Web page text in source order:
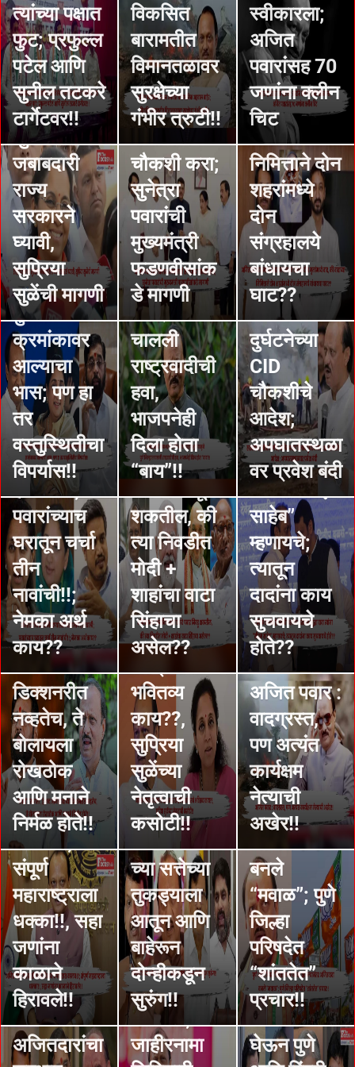
त्यांच्या पक्षात
फुट; प्रफुल्ल
पटेल आणि
सुनील तटकरे
टार्गेटवर!!
विकसित
बारामतीत
विमानतळावर
सुरक्षेच्या
गंभीर त्रुटी!!
स्वीकारला;
अजित
पवारांसह 70
जणांना क्लीन
चिट
STORIES
Supriya
Sule :
रोहित
पवारांच्या
सुरक्षेची
जबाबदारी
राज्य
सरकारने
घ्यावी,
सुप्रिया
सुळेंची मागणी
Pawar :
अजित
पवारांच्या
विमान
अपघाताची
सीबीआय
चौकशी करा;
सुनेत्रा
पवारांची
मुख्यमंत्री
फडणवीसांक
डे मागणी
च्या स्मारक
संग्रहालयाव
रून त्यांच्या
दोन मुलांमध्ये
वाद, की
वादाच्या
निमित्ताने दोन
शहरांमध्ये
दोन
संग्रहालये
बांधायचा
घाट??
STORIES
जिल्हा परिषद
निकालांमध्ये
शिंदे सेनेला
मागे सारून
राष्ट्रवादी
दुसऱ्या
क्रमांकावर
आल्याचा
भास; पण हा
तर
वस्तुस्थितीचा
विपर्यास!!
STORIES
अजितदादांची
पायाभरणी
आणि नंतरची
सहानुभूती
यामुळे पुणे
जिल्ह्यात
चालली
राष्ट्रवादीची
हवा,
भाजपनेही
दिला होता
“बाय”!!
STORIES
Ajit Pawar
: सरकारचा
मोठा निर्णय;
अजित पवार
विमान
दुर्घटनेच्या
CID
चौकशीचे
आदेश;
अपघातस्थळा
वर प्रवेश बंदी
STORIES
अजितदादांचा
वारस
निवडण्यासा
ठी पडद्यामागे
हालचाली;
पवारांच्याच
घरातून चर्चा
तीन
नावांची!!;
नेमका अर्थ
काय??
STORIES
अजितदादांचा
राजकीय
वारस एकटे
पवार निवडू
शकतील, की
त्या निवडीत
मोदी +
शाहांचा वाटा
सिंहाचा
असेल??
STORIES
देवेंद्र
फडणवीस हे
विरोधी
पक्षनेता
असताना
सुद्धा दादा
त्यांना “सीएम
साहेब”
म्हणायचे;
त्यातून
दादांना काय
सुचवायचे
होते??
STORIES
“बघतो”,
“सांगतो”, हे
शब्द
अजितदादां
च्या
डिक्शनरीत
नव्हतेच, ते
बोलायला
रोखठोक
आणि मनाने
निर्मळ होते!!
STORIES
अजित
पवारांच्या
अकाली exit
नंतर
राष्ट्रवादी
काँग्रेसचे
भवितव्य
काय??,
सुप्रिया
सुळेंच्या
नेतृत्वाची
कसोटी!!
STORIES
अजित पवार :
वादग्रस्त,
पण अत्यंत
कार्यक्षम
नेत्याची
अखेर!!
STORIES
Ajit Pawar
: अजित पवार
बारामती
जवळ विमान
अपघातात
कालवश;
संपूर्ण
महाराष्ट्राला
धक्का!!, सहा
जणांना
काळाने
हिरावले!!
STORIES
अजितदादां
च्या सत्तेच्या
तुकड्याला
आतून आणि
बाहेरून
दोन्हीकडून
सुरुंग!!
STORIES
पुणे आणि
पिंपरी
चिंचवड मध्ये
फटका
खाल्ल्यानंतर
अजितदादा
बनले
“मवाळ”; पुणे
जिल्हा
परिषदेत
“शांततेत”
प्रचार!!
STORIES
29
महापौरांच्या
नावांचा निर्णय
म्हणायला
“महायुतीचे
नेते” घेणार,
प्रत्यक्षात
त्यात
अजितदारांचा
STORIES
ZP च्या
निवडणुकीत
अजितदादा
कोणता वादा
करणार??;
काय मोफत
देणार??;
जाहीरनामा
STORIES
भाजपने
अजितदादांना
सत्तेच्या
वळचणीला
घेऊन पुणे
STORIES
Khadse :